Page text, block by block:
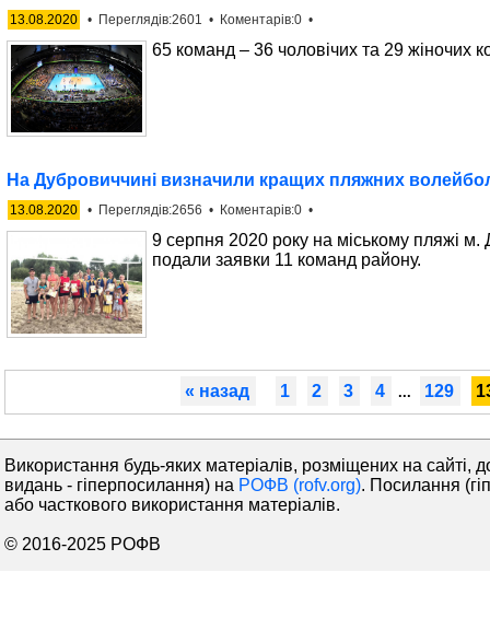
13.08.2020 • Переглядів:2601 • Коментарів:0 •
65 команд – 36 чоловічих та 29 жіночих
На Дубровиччині визначили кращих пляжних
13.08.2020 • Переглядів:2656 • Коментарів:0 •
9 серпня 2020 року на міському пляжі
подали заявки 11 команд району.
« назад 1 2 3 4 ... 129
Використання будь-яких матеріалів, розміщених на сайті,
видань - гіперпосилання) на РОФВ (rofv.org). Посилання
або часткового використання матеріалів.
© 2016-2025 РОФВ